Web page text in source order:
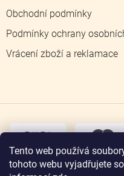
Tento web používá
tohoto webu vyjadřujete
Obchodní podmínky
Podmínky ochrany
Vrácení zboží a reklamace